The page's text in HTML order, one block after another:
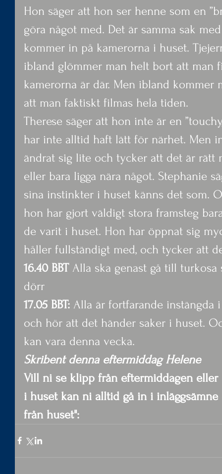
Hon säger att hon ser henne som en
göra något med. Det är samma sak
kommer in på kamerorna i huset.
ibland glömmer man helt bort att man
kamerorna är där. Men ibland kommer
att man faktiskt filmas hela tiden.
Therese säger att hon inte är en
har inte alltid haft lätt för närhet. Men
ändrat sig lite och tycker att det är rätt
eller bara ligga nära något. Stephanie
sina instinkter i huset känns det som.
hon har gjort väldigt stora framsteg
de varit i huset. Hon har öppnat sig
håller fullständigt med, och tycker att
16.40 BBT Alla ska genast gå till
dörr
17.05 BBT: Alla är fortfarande
och hör att det händer saker i huset.
kan vara denna vecka.
Skribent denna eftermiddag Helene
Vill ni se klipp från eftermiddagen
i huset kan ni alltid gå in i
från huset":